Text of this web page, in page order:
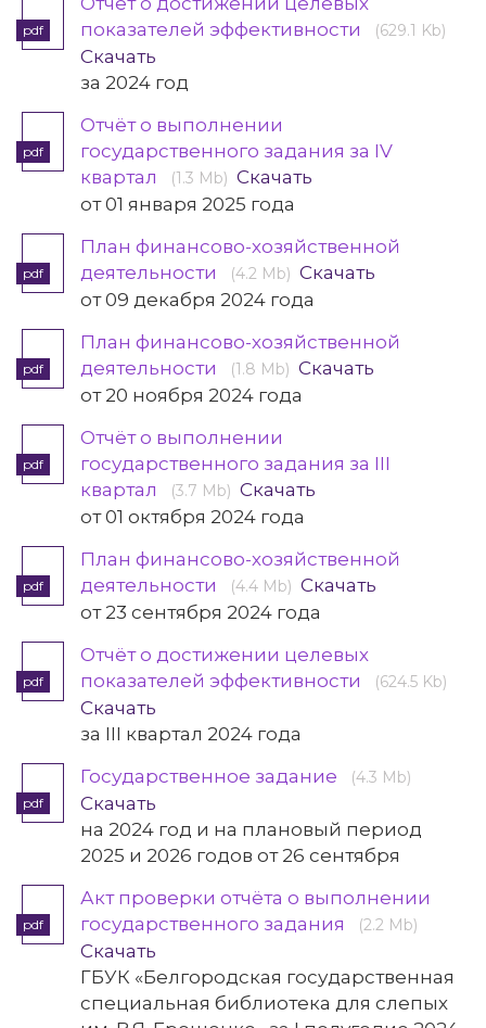
pdf
показателей эффективности
(629.1 Kb)
Скачать
за 2024 год
pdf
Отчёт о выполнении
государственного задания за IV
квартал
(1.3 Mb) Скачать
от 01 января 2025 года
pdf
План финансово-хозяйственной
деятельности
(4.2 Mb) Скачать
от 09 декабря 2024 года
pdf
План финансово-хозяйственной
деятельности
(1.8 Mb) Скачать
от 20 ноября 2024 года
pdf
Отчёт о выполнении
государственного задания за III
квартал
(3.7 Mb) Скачать
от 01 октября 2024 года
pdf
План финансово-хозяйственной
деятельности
(4.4 Mb) Скачать
от 23 сентября 2024 года
pdf
Отчёт о достижении целевых
показателей эффективности
(624.5 Kb)
Скачать
за III квартал 2024 года
pdf
Государственное задание (4.3 Mb)
Скачать
на 2024 год и на плановый период
2025 и 2026 годов от 26 сентября
pdf
Акт проверки отчёта о выполнении
государственного задания
(2.2 Mb)
Скачать
ГБУК «Белгородская государственная
специальная библиотека для слепых